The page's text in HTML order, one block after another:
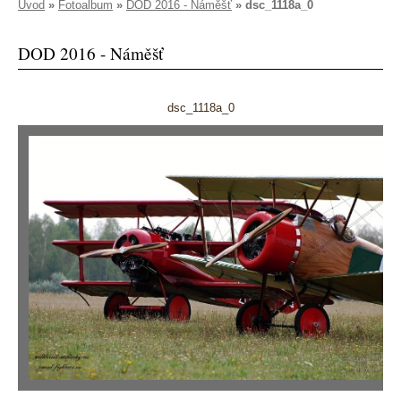
Úvod » Fotoalbum » DOD 2016 - Náměšť » dsc_1118a_0
DOD 2016 - Náměšť
dsc_1118a_0